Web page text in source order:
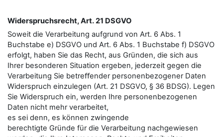
Widerspruchsrecht, Art. 21 DSGVO
Soweit die Verarbeitung aufgrund von Art. 6 Abs. 1
Buchstabe e) DSGVO und Art. 6 Abs. 1 Buchstabe f) DSGVO
erfolgt, haben Sie das Recht, aus Gründen, die sich aus
Ihrer besonderen Situation ergeben, jederzeit gegen die
Verarbeitung Sie betreﬀender personenbezogener Daten
Widerspruch einzulegen (Art. 21 DSGVO, § 36 BDSG). Legen
Sie Widerspruch ein, werden Ihre personenbezogenen
Daten nicht mehr verarbeitet,
es sei denn, es können zwingende
berechtigte Gründe für die Verarbeitung nachgewiesen